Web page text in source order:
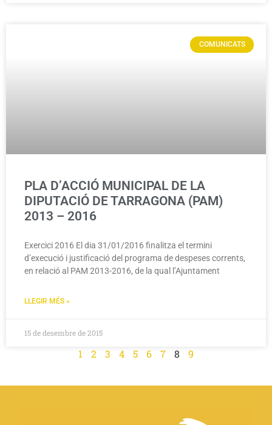
COMUNICATS
PLA D’ACCIÓ MUNICIPAL DE LA
DIPUTACIÓ DE TARRAGONA (PAM)
2013 – 2016
Exercici 2016 El dia 31/01/2016 finalitza el termini
d’execució i justificació del programa de despeses corrents,
en relació al PAM 2013-2016, de la qual l’Ajuntament
LLEGIR MÉS »
15 de desembre de 2015
1 2 3 4 5 6 7 8 9